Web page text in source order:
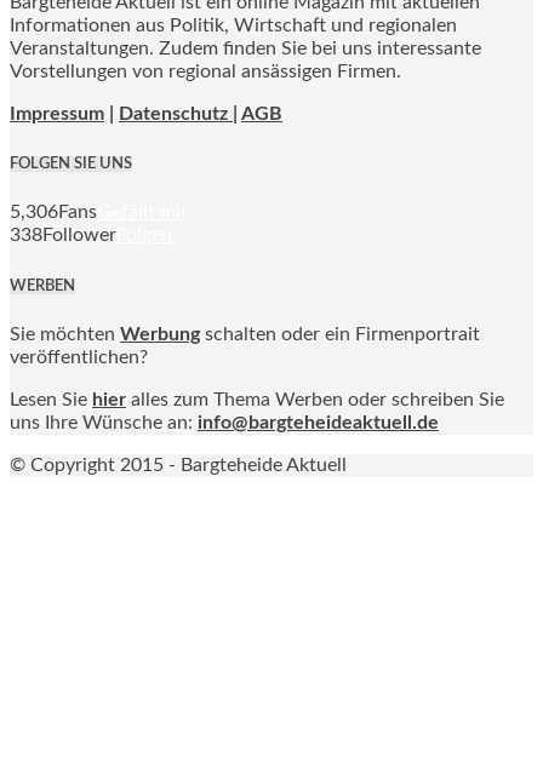
Informationen aus Politik, Wirtschaft und regionalen
Veranstaltungen. Zudem finden Sie bei uns interessante
Vorstellungen von regional ansässigen Firmen.
Impressum Datenschutz | AGB
FOLGEN SIE UNS
5,306Fans
338Follower
WERBEN
Sie möchten Werbung schalten oder ein Firmenportrait
veröffentlichen?
Lesen Sie hier alles zum Thema Werben oder schreiben Sie
uns Ihre Wünsche an: info@bargteheideaktuell.de
© Copyright 2015 - Bargteheide Aktuell